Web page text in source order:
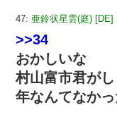
47: 亜鈴状星雲(庭) [DE]
>>34
おかしいな
村山富市君が
年なんてなか